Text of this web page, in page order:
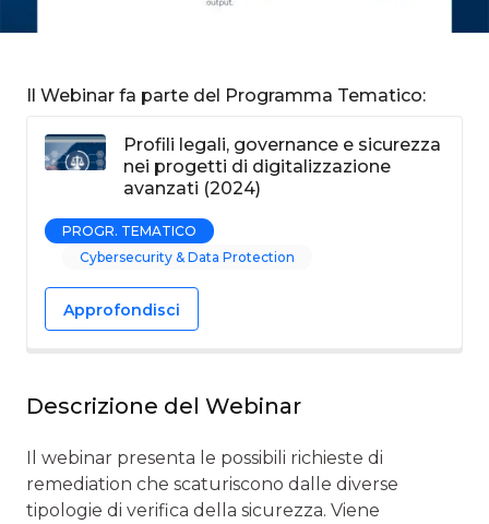
Il Webinar fa parte del Programma Tematico:
Profili legali, governance e sicurezza
nei progetti di digitalizzazione
avanzati (2024)
PROGR. TEMATICO
Cybersecurity & Data Protection
Approfondisci
Descrizione del Webinar
Il webinar presenta le possibili richieste di
remediation che scaturiscono dalle diverse
tipologie di verifica della sicurezza. Viene